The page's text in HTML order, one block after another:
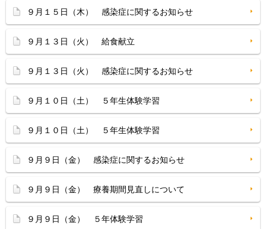
９月１５日（木） 感染症に関するお知らせ
９月１３日（火） 給食献立
９月１３日（火） 感染症に関するお知らせ
９月１０日（土） ５年生体験学習
９月１０日（土） ５年生体験学習
９月９日（金） 感染症に関するお知らせ
９月９日（金） 療養期間見直しについて
９月９日（金） ５年体験学習